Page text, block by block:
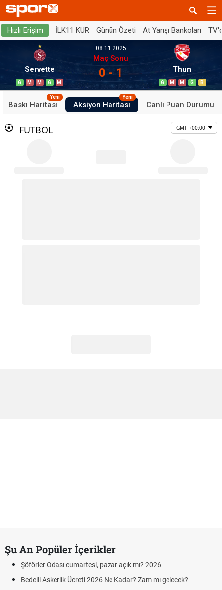
Hızlı Erişim İLK11 KUR Günün Özeti At Yarışı Bankoları
Servette
G M M G M
08.11.2025
Maç Sonu
0 - 1 Thun
G M M G B
Baskı Haritası
Yeni
Aksiyon Haritası
Yeni
Canlı Puan Durumu
FUTBOL GMT +00:00
Şu An Popüler İçerikler
Şöförler Odası cumartesi, pazar açık mı? 2026
Bedelli Askerlik Ücreti 2026 Ne Kadar? Zam mı gelecek?